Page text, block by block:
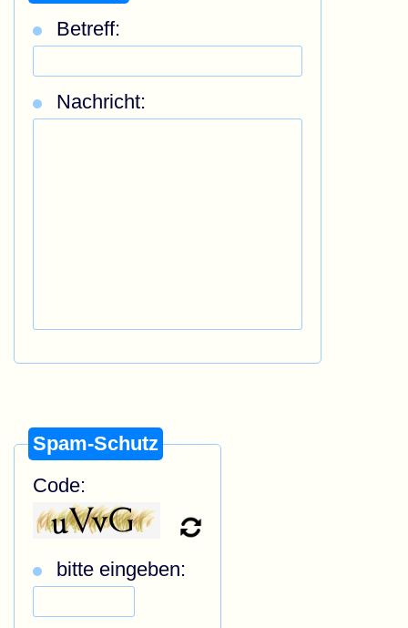
Betreff:
Nachricht:
Spam-Schutz
Code:
bitte eingeben: